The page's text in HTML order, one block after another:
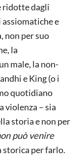
ridotte dagli
e
non per suo
la
male, la non-
e King (o i
quotidiano
violenza – sia
storia e non per
può venire
storica per farlo.